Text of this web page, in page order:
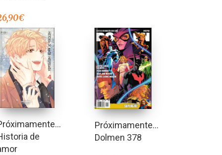
€
de
Próximamente…
Dolmen 378